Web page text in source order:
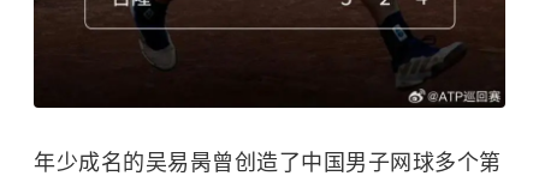
年少成名的吴易昺曾创造了中国男子网球多个第